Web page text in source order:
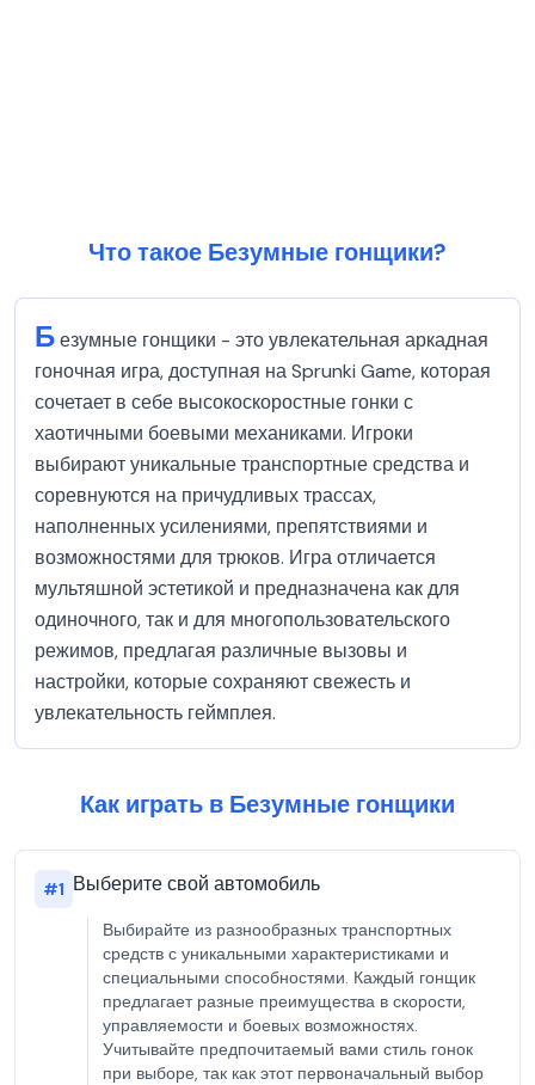
Что такое Безумные гонщики?
Безумные гонщики - это увлекательная аркадная
гоночная игра, доступная на Sprunki Game, которая
сочетает в себе высокоскоростные гонки с
хаотичными боевыми механиками. Игроки
выбирают уникальные транспортные средства и
соревнуются на причудливых трассах,
наполненных усилениями, препятствиями и
возможностями для трюков. Игра отличается
мультяшной эстетикой и предназначена как для
одиночного, так и для многопользовательского
режимов, предлагая различные вызовы и
настройки, которые сохраняют свежесть и
увлекательность геймплея.
Как играть в Безумные гонщики
#1 Выберите свой автомобиль
Выбирайте из разнообразных транспортных
средств с уникальными характеристиками и
специальными способностями. Каждый гонщик
предлагает разные преимущества в скорости,
управляемости и боевых возможностях.
Учитывайте предпочитаемый вами стиль гонок
при выборе, так как этот первоначальный выбор